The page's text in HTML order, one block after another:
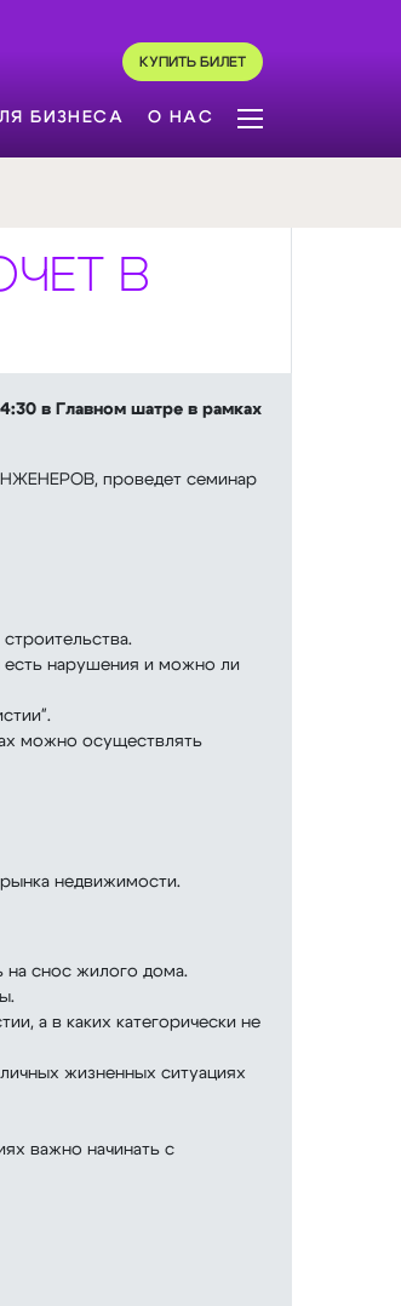
КУПИТЬ БИЛЕТ
БИЗНЕСА О НАС
В
в Главном шатре в рамках
проведет семинар
есть нарушения и можно ли
можно осуществлять
недвижимости.
на снос жилого дома.
а в каких категорически не
жизненных ситуациях
важно начинать с